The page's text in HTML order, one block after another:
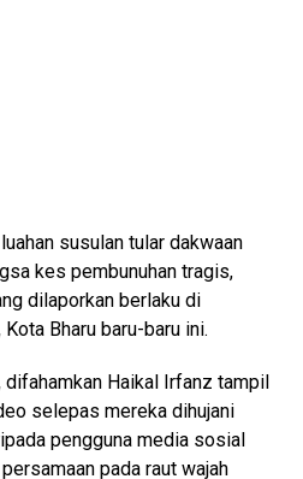
susulan tular dakwaan
kes pembunuhan tragis,
dilaporkan berlaku di
Bharu baru-baru ini.
Haikal Irfanz tampil
selepas mereka dihujani
pengguna media sosial
pada raut wajah